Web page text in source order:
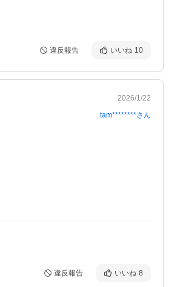
違反報告 いいね 10
2026/1/22
tam********さん
違反報告 いいね 8